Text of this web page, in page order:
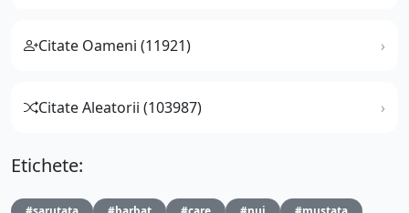
Citate Oameni (11921)
Citate Aleatorii (103987)
Etichete: